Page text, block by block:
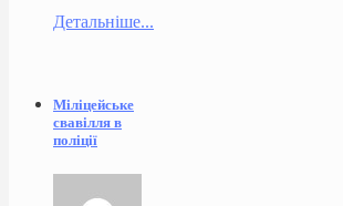
Детальніше...
Міліцейське
свавілля в
поліції